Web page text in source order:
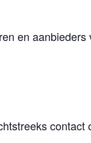
en
contact